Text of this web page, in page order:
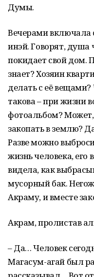
Думы.
Вечерами включала
инэй. Говорят, душа
покидает свой дом.
знает? Хозяин
делать с её
такова – при жизни
фотоальбом?
закопать в землю?
Разве можно
жизнь человека, его
видела, как
мусорный бак.
Акраму, и вместе
Акрам, пролистав
– Да… Человек
Магасум-агай был